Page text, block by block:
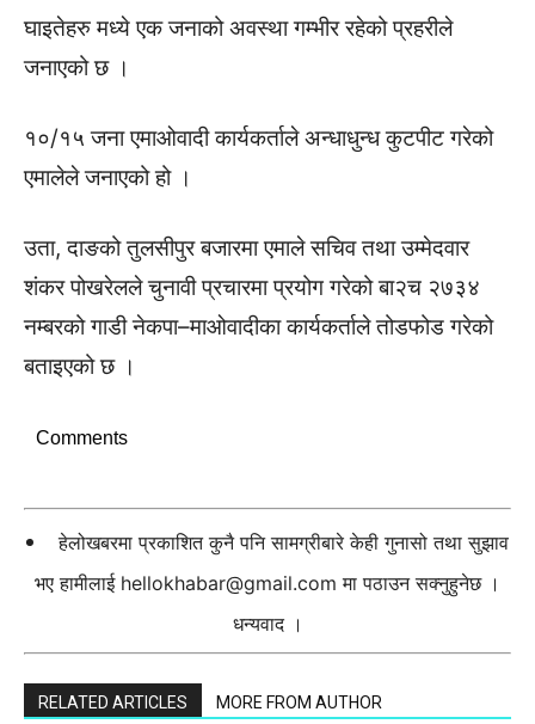
घाइतेहरु मध्ये एक जनाको अवस्था गम्भीर रहेको प्रहरीले
जनाएको छ ।
१०/१५ जना एमाओवादी कार्यकर्ताले अन्धाधुन्ध कुटपीट गरेको
एमालेले जनाएको हो ।
उता, दाङको तुलसीपुर बजारमा एमाले सचिव तथा उम्मेदवार
शंकर पोखरेलले चुनावी प्रचारमा प्रयोग गरेको बा२च २७३४
नम्बरको गाडी नेकपा–माओवादीका कार्यकर्ताले तोडफोड गरेको
बताइएको छ ।
Comments
हेलोखबरमा प्रकाशित कुनै पनि सामग्रीबारे केही गुनासो तथा सुझाव
भए हामीलाई hellokhabar@gmail.com मा पठाउन सक्नुहुनेछ ।
धन्यवाद ।
RELATED ARTICLES MORE FROM AUTHOR